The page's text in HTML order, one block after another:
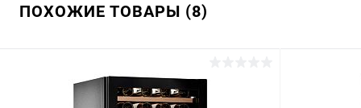
ПОХОЖИЕ ТОВАРЫ (8)